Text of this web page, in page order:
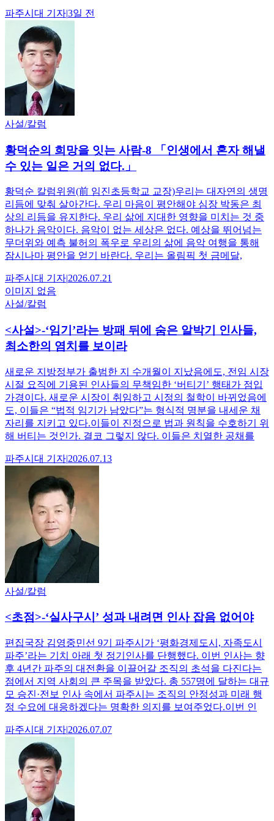
파주시대 기자|3일 전
사설/칼럼
황덕순의 희망을 잇는 사람-8 「인생에서 혼자 해낼
수 있는 일은 거의 없다.」
황덕순 칼럼위원(前 임진초등학교 교장)우리는 대자연의 생명
리듬에 맞춰 살아간다. 우리 마음이 평안해야 심장 박동은 최
상의 리듬을 유지한다. 우리 삶에 지대한 영향을 미치는 것 중
하나가 음악이다. 음악이 없는 세상은 없다. 예상을 뛰어넘는
무더위와 예측 불허의 폭우로 우리의 삶에 음악 여행을 통해
잠시나마 평안을 얻기 바란다. 우리는 올림픽 첫 금메달,
파주시대 기자|2026.07.21
이미지 없음
사설/칼럼
<사설>-‘임기’라는 방패 뒤에 숨은 알박기 인사들,
최소한의 염치를 보이라
새로운 지방정부가 출범한 지 수개월이 지났음에도, 전임 시장
시절 요직에 기용된 인사들의 무책임한 ‘버티기’ 행태가 점입
가경이다. 새로운 시장이 취임하고 시정의 철학이 바뀌었음에
도, 이들은 “법적 임기가 남았다”는 형식적 명분을 내세운 채
자리를 지키고 있다.이들이 진정으로 법과 원칙을 수호하기 위
해 버티는 것인가. 결코 그렇지 않다. 이들은 치열한 공채를
파주시대 기자|2026.07.13
사설/칼럼
<초점>-‘실사구시’ 성과 내려면 인사 잡음 없어야
편집국장 김영중민선 9기 파주시가 ‘평화경제도시, 자족도시
파주’라는 기치 아래 첫 정기인사를 단행했다. 이번 인사는 향
후 4년간 파주의 대전환을 이끌어갈 조직의 초석을 다진다는
점에서 지역 사회의 큰 주목을 받았다. 총 557명에 달하는 대규
모 승진·전보 인사 속에서 파주시는 조직의 안정성과 미래 행
정 수요에 대응하겠다는 명확한 의지를 보여주었다.이번 인
파주시대 기자|2026.07.07